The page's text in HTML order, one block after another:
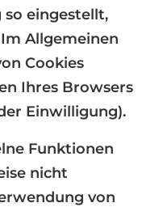
eingestellt,
Allgemeinen
Cookies
Ihres Browsers
Einwilligung).
Funktionen
nicht
von